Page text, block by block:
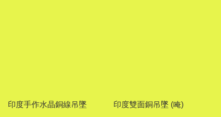
印度手作水晶銅線吊墜 印度雙面銅吊墜 (唵)